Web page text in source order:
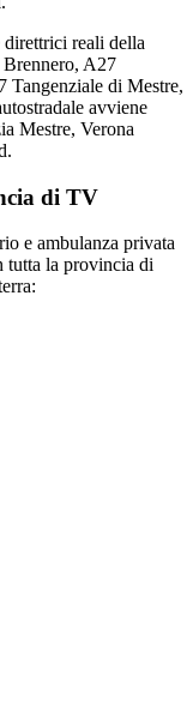
reali della
A27
Tangenziale di Mestre,
avviene
Mestre, Verona
di TV
e ambulanza privata
tutta la provincia di